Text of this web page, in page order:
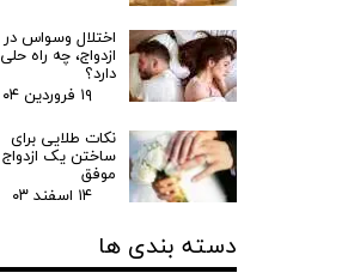
اختلال وسواس در
ازدواج، چه راه حلی
دارد؟
۱۹ فروردین ۰۴
نکات طلایی برای
ساختن یک ازدواج
موفق
۱۴ اسفند ۰۳
دسته بندی ها